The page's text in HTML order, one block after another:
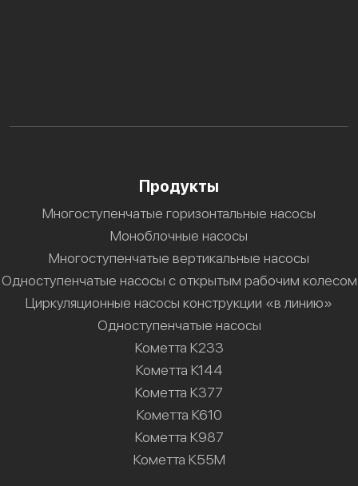
Продукты
Многоступенчатые горизонтальные насосы
Моноблочные насосы
Многоступенчатые вертикальные насосы
Одноступенчатые насосы с открытым рабочим колесом
Циркуляционные насосы конструкции «в линию»
Одноступенчатые насосы
Кометта К233
Кометта К144
Кометта К377
Кометта К610
Кометта К987
Кометта К55М